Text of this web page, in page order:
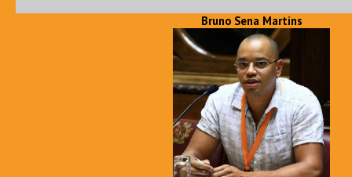
Bruno Sena Martins